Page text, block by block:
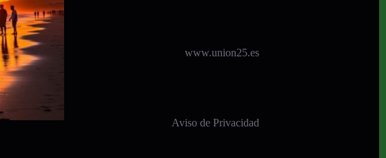
www.union25.es
Aviso de Privacidad